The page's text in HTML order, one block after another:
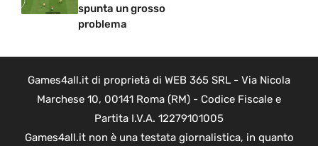
spunta un grosso
problema
Games4all.it di proprietà di WEB 365 SRL - Via Nicola
Marchese 10, 00141 Roma (RM) - Codice Fiscale e
Partita I.V.A. 12279101005
Games4all.it non è una testata giornalistica, in quanto